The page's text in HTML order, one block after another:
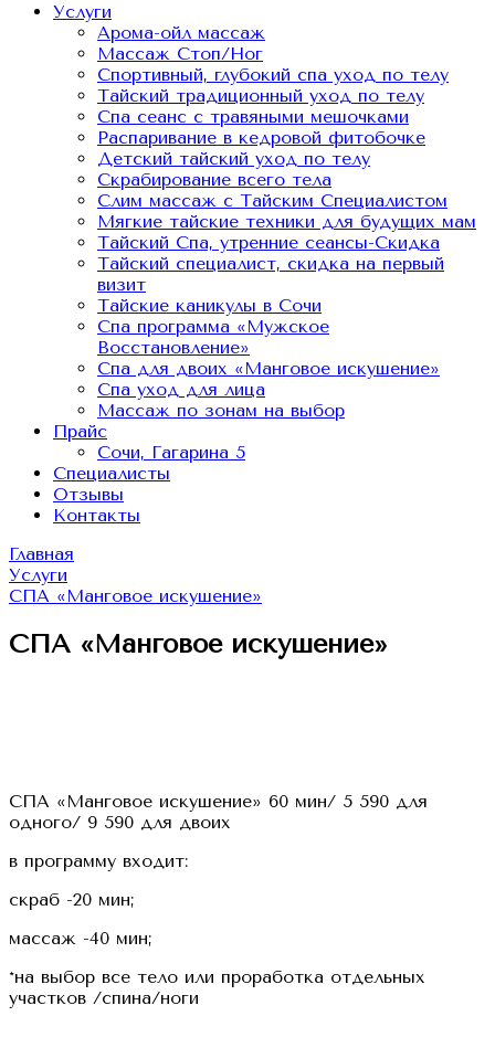
Услуги
Арома-ойл массаж
Массаж Стоп/Ног
Спортивный, глубокий спа уход по телу
Тайский традиционный уход по телу
Спа сеанс с травяными мешочками
Распаривание в кедровой фитобочке
Детский тайский уход по телу
Скрабирование всего тела
Слим массаж с Тайским Специалистом
Мягкие тайские техники для будущих мам
Тайский Спа, утренние сеансы-Скидка
Тайский специалист, скидка на первый
визит
Тайские каникулы в Сочи
Спа программа «Мужское
Восстановление»
Спа для двоих «Манговое искушение»
Спа уход для лица
Массаж по зонам на выбор
Прайс
Сочи, Гагарина 5
Специалисты
Отзывы
Контакты
Главная
Услуги
СПА «Манговое искушение»
СПА «Манговое искушение»
СПА «Манговое искушение» 60 мин/ 5 590 для
одного/ 9 590 для двоих
в программу входит:
скраб -20 мин;
массаж -40 мин;
*на выбор все тело или проработка отдельных
участков /спина/ноги